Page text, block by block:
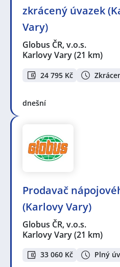
zkrácený úvazek
Vary)
Globus ČR, v.o.s.
Karlovy Vary(21 km)
24 795 Kč
dnešní
Prodavač
(Karlovy Vary)
Globus ČR, v.o.s.
Karlovy Vary(21 km)
33 060 Kč Plný